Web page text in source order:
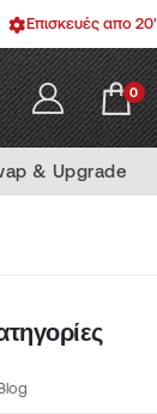
Επισκευές απο 20'
0
& Upgrade